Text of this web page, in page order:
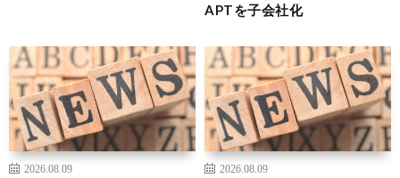
APTを子会社化
2026.08.09
2026.08.09